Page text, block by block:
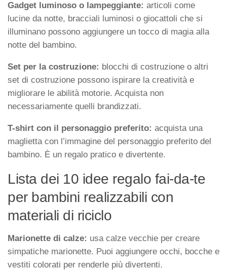
Gadget luminoso o lampeggiante: articoli come
lucine da notte, bracciali luminosi o giocattoli che si
illuminano possono aggiungere un tocco di magia alla
notte del bambino.
Set per la costruzione: blocchi di costruzione o altri
set di costruzione possono ispirare la creatività e
migliorare le abilità motorie. Acquista non
necessariamente quelli brandizzati.
T-shirt con il personaggio preferito: acquista una
maglietta con l’immagine del personaggio preferito del
bambino. È un regalo pratico e divertente.
Lista dei 10 idee regalo fai-da-te
per bambini realizzabili con
materiali di riciclo
Marionette di calze: usa calze vecchie per creare
simpatiche marionette. Puoi aggiungere occhi, bocche e
vestiti colorati per renderle più divertenti.